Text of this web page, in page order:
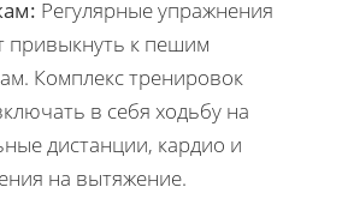
Регулярные упражнения
привыкнуть к пешим
Комплекс тренировок
в себя ходьбу на
дистанции, кардио и
на вытяжение.